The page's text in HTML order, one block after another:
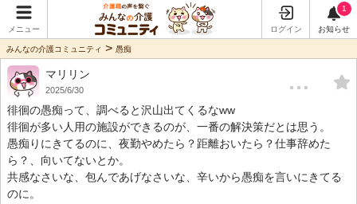
メニュー ログイン
1
お知らせ
みんなの介護コミュニティ > 愚痴
マリリン
2025/6/30 …
徘徊の愚痴って、調べると沢山出てくるなww
徘徊が多い人用の施設ができるのが、一番の解決策だとは思う。
愚痴りにきてるのに、夜勤やめたら？距離おいたら？仕事辞めた
ら？、向いてないとか。
共感なさいな、包んであげなさいな、辛いから愚痴を言いにきてる
のに。